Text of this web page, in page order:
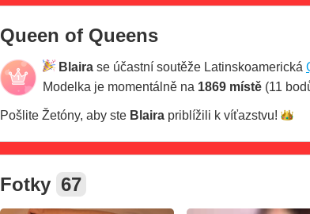
Queen of Queens
Blaira se účastní soutěže Latinskoamerická
Modelka je momentálně na 1869 místě (11
Pošlite Žetóny, aby ste Blaira priblížili k víťazstvu!
Fotky 67